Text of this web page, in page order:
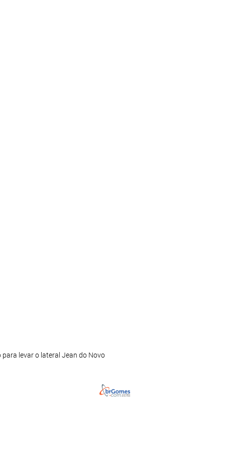
levar o lateral Jean do Novo